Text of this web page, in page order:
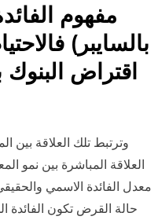
مفهوم
بالسايبر)
اقتراض البنوك
وترتبط تلك العلاقة بين
العلاقة المباشرة بين نمو
معدل الفائدة الاسمي
حالة القرض تكون الفائدة